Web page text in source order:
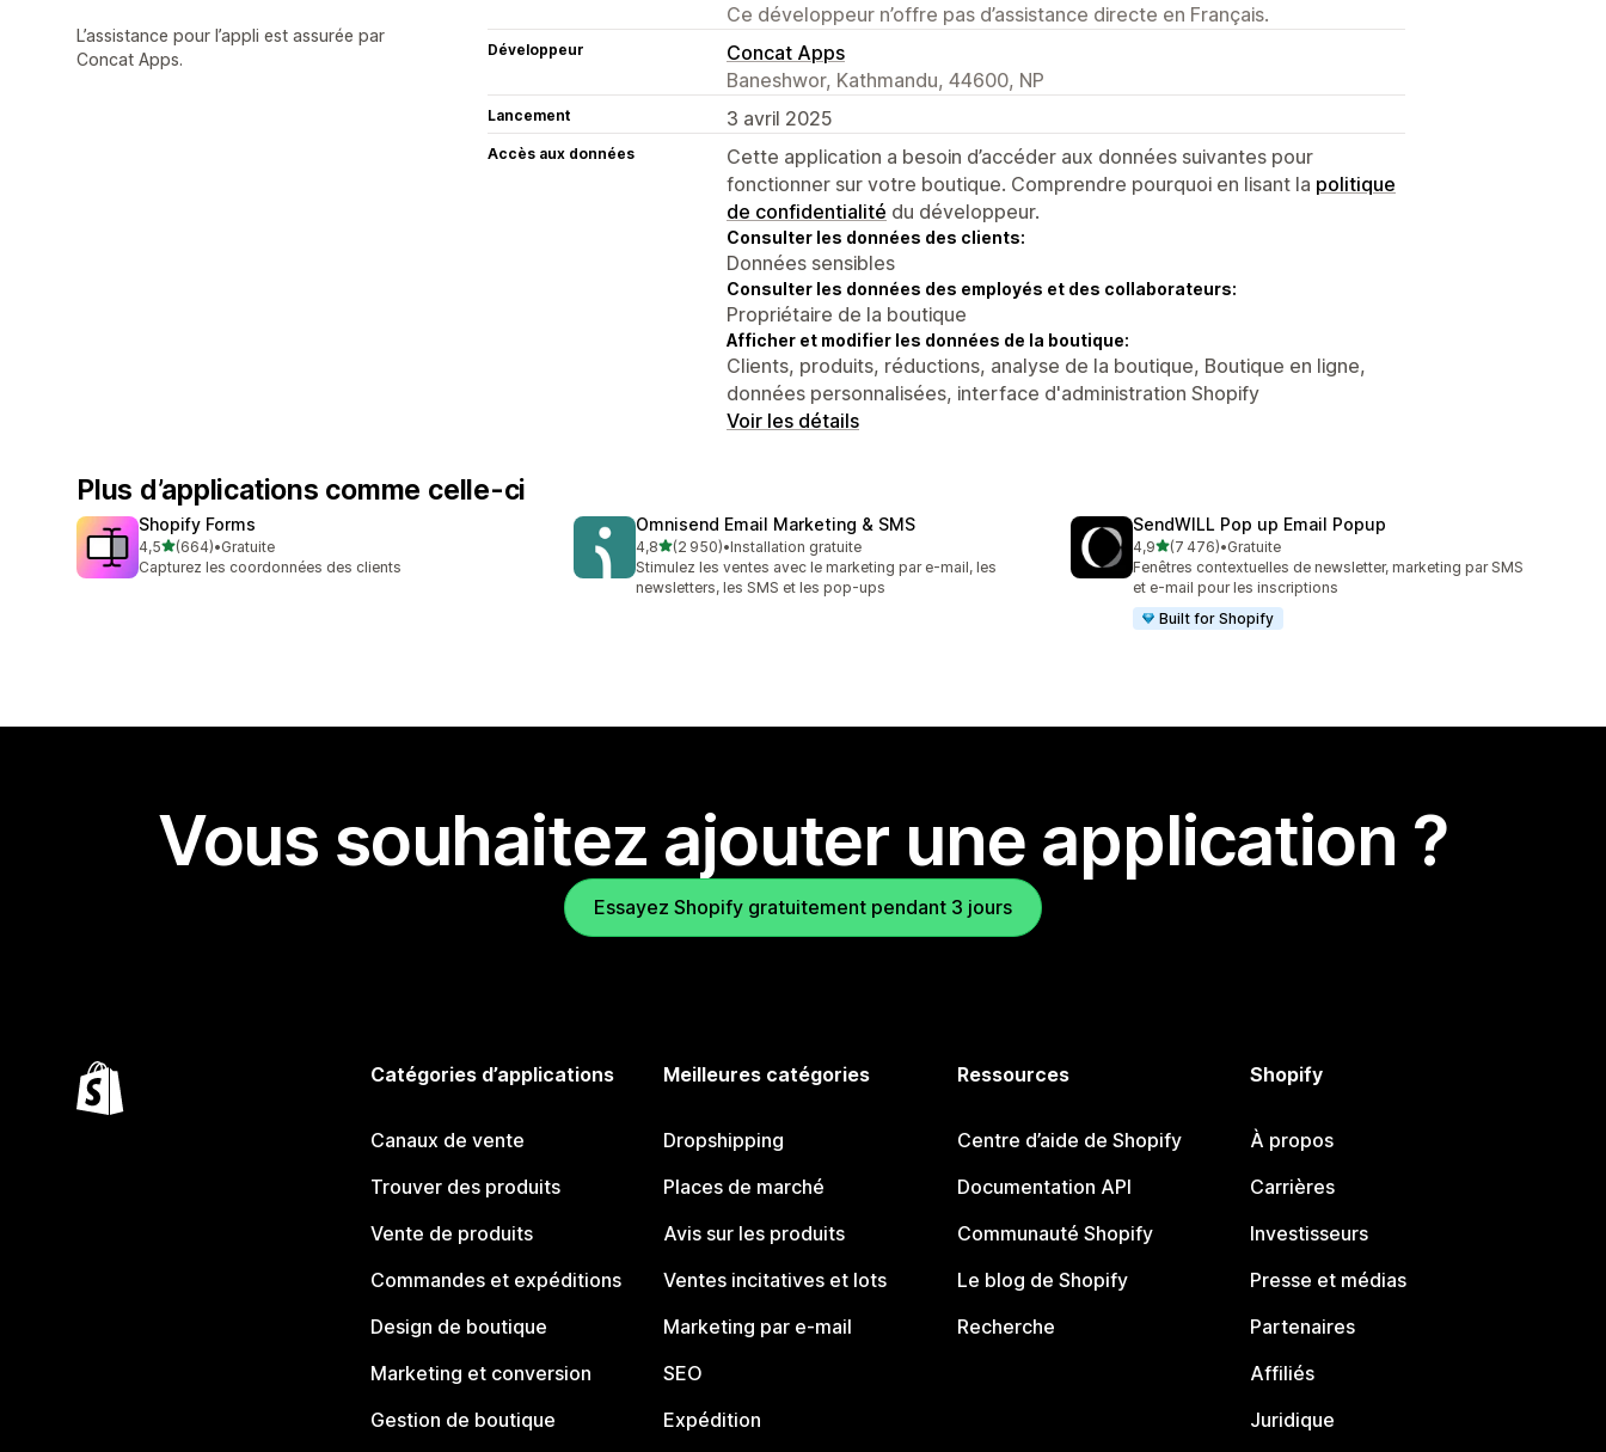
L’assistance pour l’appli est assurée par
Concat Apps.
Ce développeur n’offre pas d’assistance directe en Français.
Développeur
Concat Apps
Baneshwor, Kathmandu, 44600, NP
Lancement 3 avril 2025
Accès aux données
Cette application a besoin d’accéder aux données suivantes pour
fonctionner sur votre boutique. Comprendre pourquoi en lisant la politique
de confidentialité du développeur.
Consulter les données des clients:
Données sensibles
Consulter les données des employés et des collaborateurs:
Propriétaire de la boutique
Afficher et modifier les données de la boutique:
Clients, produits, réductions, analyse de la boutique, Boutique en ligne,
données personnalisées, interface d'administration Shopify
Voir les détails
Plus d’applications comme celle-ci
Shopify Forms
4,5étoile(s) sur 5
(664)
664 avis au total
•Gratuite
Capturez les coordonnées des clients
Omnisend Email Marketing & SMS
4,8étoile(s) sur 5
(2 950)
2950 avis au total
•Installation gratuite
Stimulez les ventes avec le marketing par e-mail, les
newsletters, les SMS et les pop-ups
SendWILL Pop up Email Popup
4,9étoile(s) sur 5
(7 476)
7476 avis au total
•Gratuite
Fenêtres contextuelles de newsletter, marketing par SMS
et e-mail pour les inscriptions
Built for Shopify
Vous souhaitez ajouter une application ?
Essayez Shopify gratuitement pendant 3 jours
Catégories d’applications
Canaux de vente
Trouver des produits
Vente de produits
Commandes et expéditions
Design de boutique
Marketing et conversion
Gestion de boutique
Meilleures catégories
Dropshipping
Places de marché
Avis sur les produits
Ventes incitatives et lots
Marketing par e-mail
SEO
Expédition
Ressources
Centre d’aide de Shopify
Documentation API
Communauté Shopify
Le blog de Shopify
Recherche
Shopify
À propos
Carrières
Investisseurs
Presse et médias
Partenaires
Affiliés
Juridique